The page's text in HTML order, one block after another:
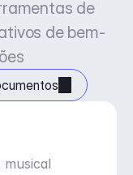
de
de bem-
musical